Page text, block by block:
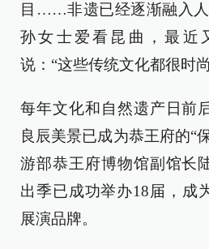
目……非遗已经逐渐融入
孙女士爱看昆曲，最近
说：“这些传统文化都很时
每年文化和自然遗产日前
良辰美景已成为恭王府的“
游部恭王府博物馆副馆长
出季已成功举办18届，成
展演品牌。